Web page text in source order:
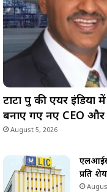
टाटा ग्रुप की एयर
बनाए गए नए CEO
August 5, 2026
प्रति